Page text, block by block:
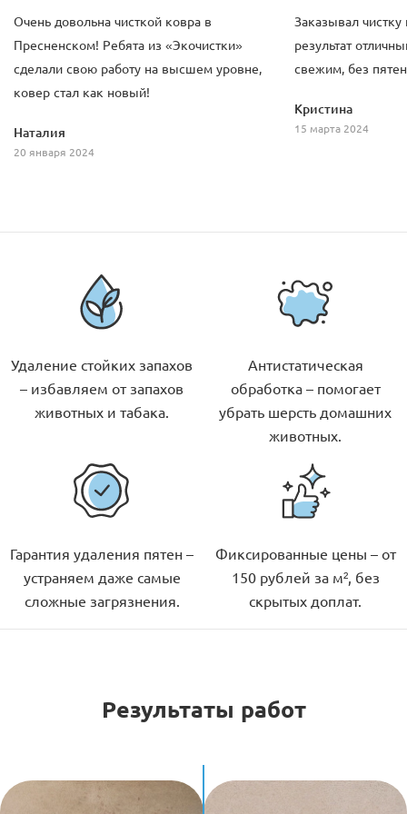
Очень довольна чисткой ковра в
Пресненском! Ребята из «Экочистки»
сделали свою работу на высшем уровне,
ковер стал как новый!
Наталия
20 января 2024
Заказывал
результат
свежим, без
Кристина
15 марта 2024
Удаление стойких запахов
– избавляем от запахов
животных и табака.
Антистатическая
обработка – помогает
убрать шерсть домашних
животных.
Гарантия удаления пятен –
устраняем даже самые
сложные загрязнения.
Фиксированные цены – от
150 рублей за м², без
скрытых доплат.
Результаты работ